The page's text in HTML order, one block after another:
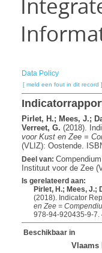
Data Policy
[ meld een fout in dit record ]
Pirlet, H.; Mees, J.;
Verreet, G. (2018).
voor Kust en Zee =
(VLIZ): Oostende.
Deel van:
Instituut voor de Zee
Is gerelateerd aan:
Pirlet, H.; Mees, J.;
(2018). Indicator
en Zee =
978-94-920435-9-7.
Beschikbaar in
Vlaams